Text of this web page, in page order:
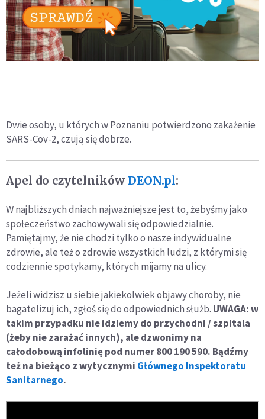
Dwie osoby, u których w Poznaniu potwierdzono zakażenie
SARS-Cov-2, czują się dobrze.
Apel do czytelników DEON.pl:
W najbliższych dniach najważniejsze jest to, żebyśmy jako
społeczeństwo zachowywali się odpowiedzialnie.
Pamiętajmy, że nie chodzi tylko o nasze indywidualne
zdrowie, ale też o zdrowie wszystkich ludzi, z którymi się
codziennie spotykamy, których mijamy na ulicy.
Jeżeli widzisz u siebie jakiekolwiek objawy choroby, nie
bagatelizuj ich, zgłoś się do odpowiednich służb. UWAGA: w
takim przypadku nie idziemy do przychodni / szpitala
(żeby nie zarażać innych), ale dzwonimy na
całodobową infolinię pod numer800 190 590. Bądźmy
też na bieżąco z wytycznymi Głównego Inspektoratu
Sanitarnego.